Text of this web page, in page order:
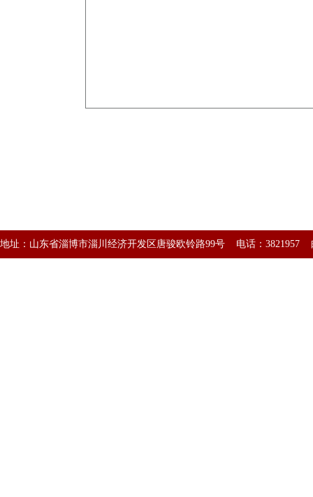
地址：山东省淄博市淄川经济开发区唐骏欧铃路99号 电话：3821957